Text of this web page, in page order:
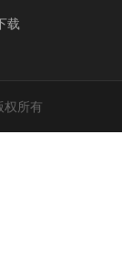
载
权所有